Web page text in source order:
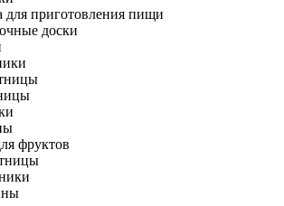
для приготовления пищи
доски
фруктов